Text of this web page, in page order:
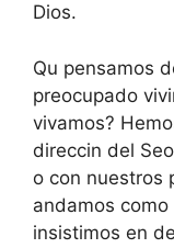
Dios.
Qu pensamos
preocupado
vivamos?
direccin del
o con nuestros
andamos
insistimos en